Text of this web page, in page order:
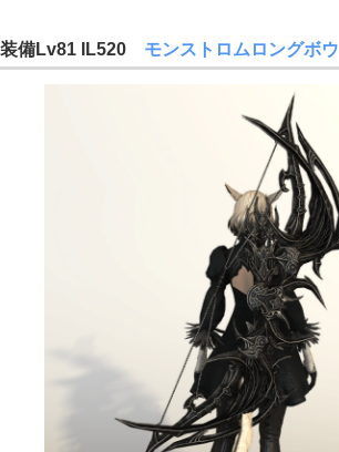
装備Lv81 IL520 モンストロムロングボウ